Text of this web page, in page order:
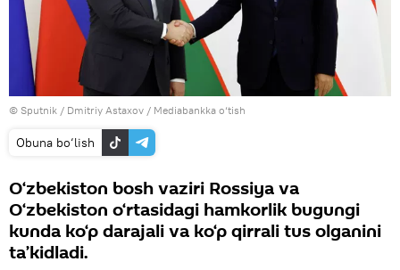
© Sputnik / Dmitriy Astaxov / Mediabankka o‘tish
Obuna bo‘lish
O‘zbekiston bosh vaziri Rossiya va
O‘zbekiston o‘rtasidagi hamkorlik bugungi
kunda ko‘p darajali va ko‘p qirrali tus olganini
ta’kidladi.